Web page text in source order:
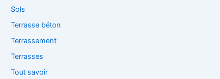
Sols
Terrasse béton
Terrassement
Terrasses
Tout savoir